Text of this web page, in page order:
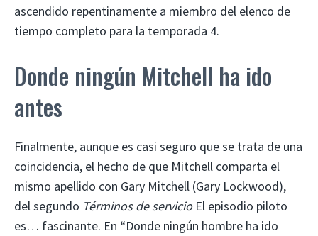
ascendido repentinamente a miembro del elenco de
tiempo completo para la temporada 4.
Donde ningún Mitchell ha ido
antes
Finalmente, aunque es casi seguro que se trata de una
coincidencia, el hecho de que Mitchell comparta el
mismo apellido con Gary Mitchell (Gary Lockwood),
del segundo Términos de servicioEl episodio piloto
es… fascinante. En “Donde ningún hombre ha ido